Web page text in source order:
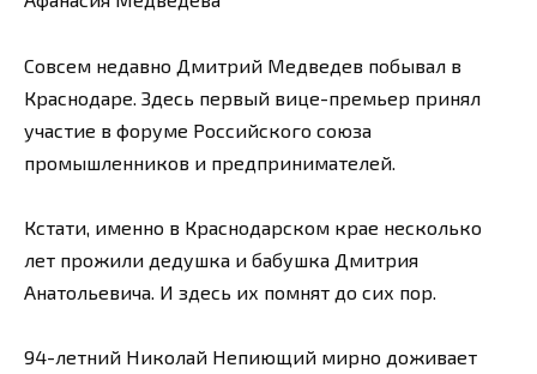
Совсем недавно Дмитрий Медведев побывал в
Краснодаре. Здесь первый вице-премьер принял
участие в форуме Российского союза
промышленников и предпринимателей.
Кстати, именно в Краснодарском крае несколько
лет прожили дедушка и бабушка Дмитрия
Анатольевича. И здесь их помнят до сих пор.
94-летний Николай Непиющий мирно доживает